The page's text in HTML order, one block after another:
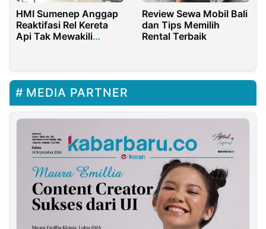
HMI Sumenep Anggap
Reaktifasi Rel Kereta
Api Tak Mewakili
Review Sewa Mobil Bali
dan Tips Memilih
Rental Terbaik
MEDIA PARTNER